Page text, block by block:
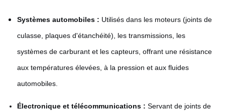
Systèmes automobiles : Utilisés dans les moteurs (joints de
culasse, plaques d'étanchéité), les transmissions, les
systèmes de carburant et les capteurs, offrant une résistance
aux températures élevées, à la pression et aux fluides
automobiles.
Électronique et télécommunications : Servant de joints de